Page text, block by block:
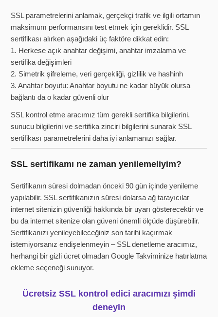
SSL parametrelerini anlamak, gerçekçi trafik ve ilgili ortamın
maksimum performansını test etmek için gereklidir. SSL
sertifikası alırken aşağıdaki üç faktöre dikkat edin:
1. Herkese açık anahtar değişimi, anahtar imzalama ve
sertifika değişimleri
2. Simetrik şifreleme, veri gerçekliği, gizlilik ve hashinh
3. Anahtar boyutu: Anahtar boyutu ne kadar büyük olursa
bağlantı da o kadar güvenli olur
SSL kontrol etme aracımız tüm gerekli sertifika bilgilerini,
sunucu bilgilerini ve sertifika zinciri bilgilerini sunarak SSL
sertifikası parametrelerini daha iyi anlamanızı sağlar.
SSL sertifikamı ne zaman yenilemeliyim?
Sertifikanın süresi dolmadan önceki 90 gün içinde yenileme
yapılabilir. SSL sertifikanızın süresi dolarsa ağ tarayıcılar
internet sitenizin güvenliği hakkında bir uyarı gösterecektir ve
bu da internet sitenize olan güveni önemli ölçüde düşürebilir.
Sertifikanızı yenileyebileceğiniz son tarihi kaçırmak
istemiyorsanız endişelenmeyin – SSL denetleme aracımız,
herhangi bir gizli ücret olmadan Google Takviminize hatırlatma
ekleme seçeneği sunuyor.
Ücretsiz SSL kontrol edici aracımızı şimdi
deneyin